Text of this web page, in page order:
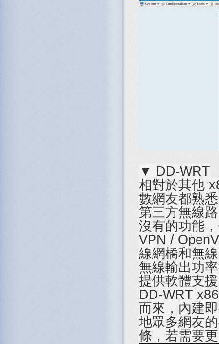
▼ DD-WRT
相對於其他
數網友都熟
第三方無線
沒有的功能
VPN /
線網橋和無
無線輸出功
提供軟體支
DD-WRT
而來，內建
地眾多網友
條，若需要